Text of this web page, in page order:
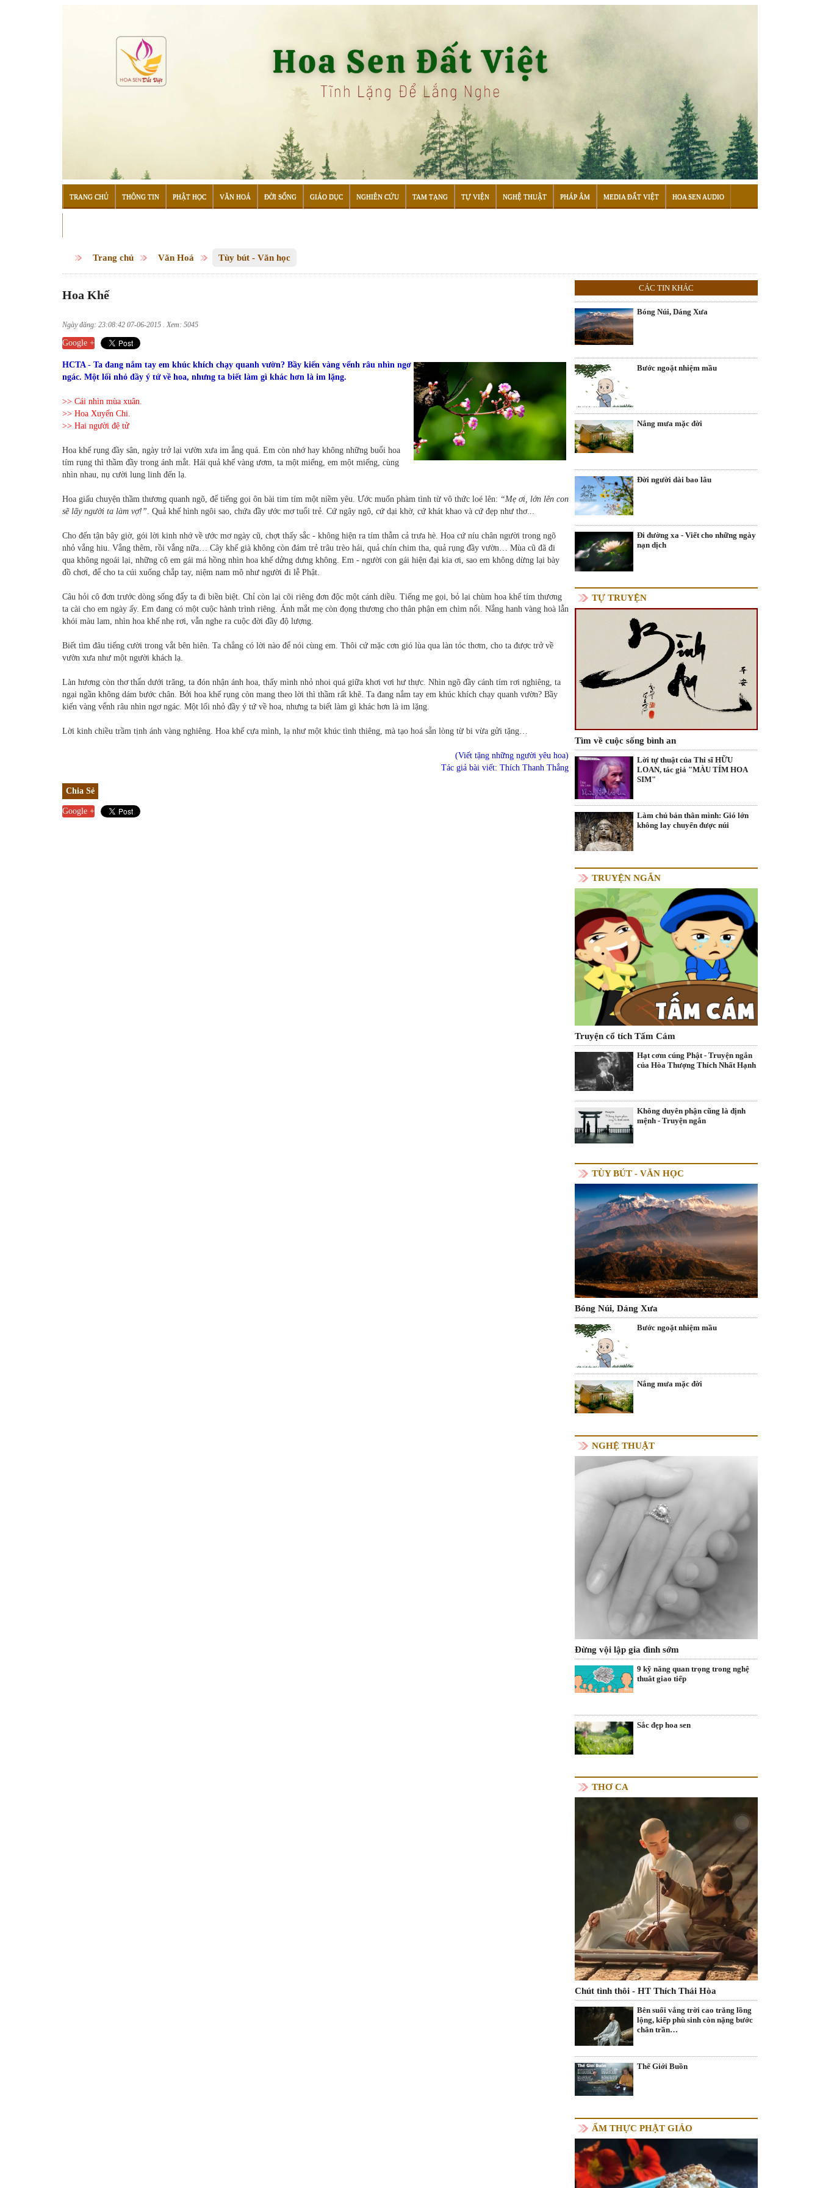
TRANG CHỦ THÔNG TIN PHẬT HỌC VĂN HOÁ ĐỜI SỐNG GIÁO DỤC NGHIÊN CỨU TAM TẠNG TỰ VIỆN NGHỆ THUẬT PHÁP ÂM MEDIA ĐẤT VIỆT HOA SEN AUDIO
Trang chủ Văn Hoá Tùy bút - Văn học
Hoa Khế
Ngày đăng: 23:08:42 07-06-2015 . Xem: 5045
Google +
HCTA - Ta đang nắm tay em khúc khích chạy quanh vườn? Bầy kiến vàng vểnh râu nhìn ngơ
ngác. Một lối nhỏ đầy ý tứ về hoa, nhưng ta biết làm gì khác hơn là im lặng.
>> Cái nhìn mùa xuân.
>> Hoa Xuyến Chi.
>> Hai người đệ tử
Hoa khế rụng đầy sân, ngày trở lại vườn xưa im ắng quá. Em còn nhớ hay không những buổi hoa
tím rụng thì thầm đầy trong ánh mắt. Hái quả khế vàng ươm, ta một miếng, em một miếng, cùng
nhìn nhau, nụ cười lung linh đến lạ.
Hoa giấu chuyện thầm thương quanh ngõ, để tiếng gọi ôn bài tim tím một niềm yêu. Ước muốn phàm tình từ vô thức loé lên: “Mẹ ơi, lớn lên con
sẽ lấy người ta làm vợ!”. Quả khế hình ngôi sao, chứa đầy ước mơ tuổi trẻ. Cứ ngây ngô, cứ dại khờ, cứ khát khao và cứ đẹp như thơ...
Cho đến tận bây giờ, gói lời kinh nhớ về ước mơ ngày cũ, chợt thấy sắc - không hiện ra tím thẫm cả trưa hè. Hoa cứ níu chân người trong ngõ
nhỏ vắng hiu. Vắng thêm, rồi vắng nữa… Cây khế già không còn đám trẻ trâu trèo hái, quả chín chim tha, quả rụng đầy vườn… Mùa cũ đã đi
qua không ngoái lại, những cô em gái má hồng nhìn hoa khế dửng dưng không. Em - người con gái hiện đại kia ơi, sao em không dừng lại bày
đồ chơi, để cho ta cúi xuống chắp tay, niệm nam mô như người đi lễ Phật.
Câu hỏi cô đơn trước dòng sống đẩy ta đi biền biệt. Chỉ còn lại cõi riêng đơn độc một cánh diều. Tiếng mẹ gọi, bỏ lại chùm hoa khế tím thương
ta cài cho em ngày ấy. Em đang có một cuộc hành trình riêng. Ánh mắt mẹ còn đọng thương cho thân phận em chìm nổi. Nắng hanh vàng hoà lẫn
khói màu lam, nhìn hoa khế nhẹ rơi, vẫn nghe ra cuộc đời đầy độ lượng.
Biết tìm đâu tiếng cười trong vắt bên hiên. Ta chẳng có lời nào để nói cùng em. Thôi cứ mặc cơn gió lùa qua làn tóc thơm, cho ta được trở về
vườn xưa như một người khách lạ.
Làn hương còn thơ thẩn dưới trăng, ta đón nhận ánh hoa, thấy mình nhỏ nhoi quá giữa khơi vơi hư thực. Nhìn ngõ đầy cánh tím rơi nghiêng, ta
ngại ngần không dám bước chân. Bởi hoa khế rụng còn mang theo lời thì thầm rất khẽ. Ta đang nắm tay em khúc khích chạy quanh vườn? Bầy
kiến vàng vểnh râu nhìn ngơ ngác. Một lối nhỏ đầy ý tứ về hoa, nhưng ta biết làm gì khác hơn là im lặng.
Lời kinh chiều trầm tịnh ánh vàng nghiêng. Hoa khế cựa mình, lạ như một khúc tình thiêng, mà tạo hoá sẵn lòng từ bi vừa gửi tặng…
(Viết tặng những người yêu hoa)
Tác giả bài viết: Thích Thanh Thắng
Chia Sẻ
Google +
CÁC TIN KHÁC
Bóng Núi, Dáng Xưa
Bước ngoặt nhiệm mầu
Nắng mưa mặc đời
Đời người dài bao lâu
Đi đường xa - Viết cho những ngày
nạn dịch
TỰ TRUYỆN
Tìm về cuộc sống bình an
Lời tự thuật của Thi sĩ HỮU
LOAN, tác giả "MÀU TÍM HOA
SIM"
Làm chủ bản thân mình: Gió lớn
không lay chuyển được núi
TRUYỆN NGẮN
Truyện cổ tích Tấm Cám
Hạt cơm cúng Phật - Truyện ngắn
của Hòa Thượng Thích Nhất Hạnh
Không duyên phận cũng là định
mệnh - Truyện ngắn
TÙY BÚT - VĂN HỌC
Bóng Núi, Dáng Xưa
Bước ngoặt nhiệm mầu
Nắng mưa mặc đời
NGHỆ THUẬT
Đừng vội lập gia đình sớm
9 kỹ năng quan trọng trong nghệ
thuât giao tiếp
Sắc đẹp hoa sen
THƠ CA
Chút tình thôi - HT Thích Thái Hòa
Bên suối vắng trời cao trăng lồng
lộng, kiếp phù sinh còn nặng bước
chân trần…
Thế Giới Buồn
ẨM THỰC PHẬT GIÁO